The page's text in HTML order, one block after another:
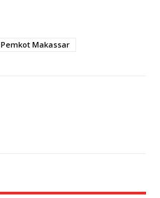
Pemkot Makassar